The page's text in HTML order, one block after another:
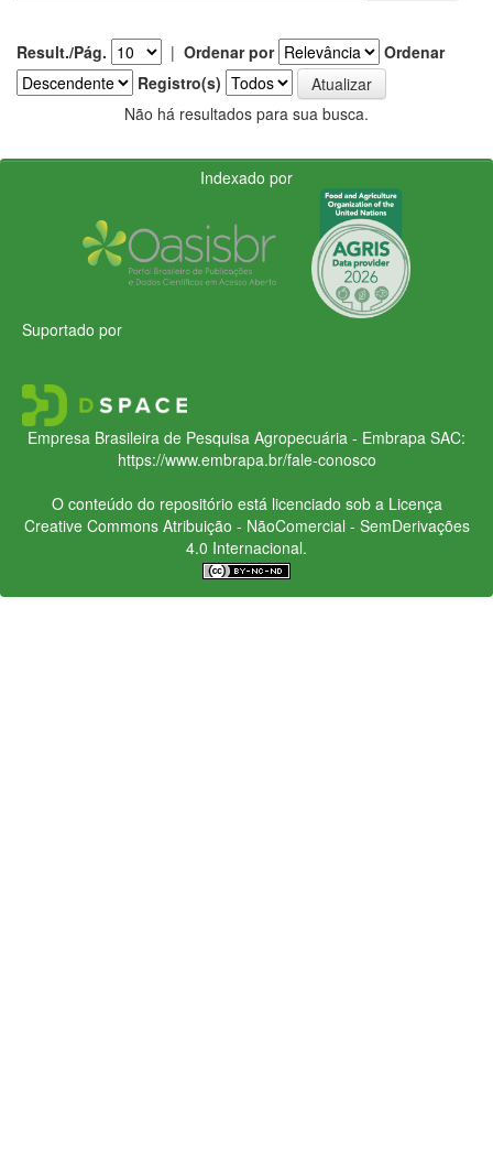
Result./Pág. | Ordenar por
Ordenar
Registro(s)
Não há resultados para sua busca.
Indexado por
Suportado por
Empresa Brasileira de Pesquisa Agropecuária - Embrapa SAC:
https://www.embrapa.br/fale-conosco
O conteúdo do repositório está licenciado sob a Licença
Creative CommonsAtribuição - NãoComercial - SemDerivações
4.0 Internacional.